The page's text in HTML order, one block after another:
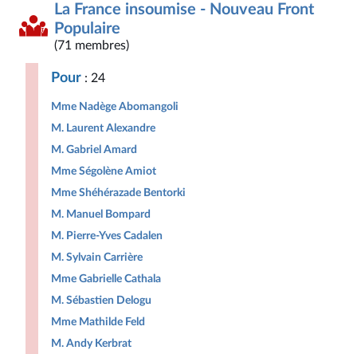
La France insoumise - Nouveau Front
Populaire
(71 membres)
Pour : 24
Mme Nadège Abomangoli
M. Laurent Alexandre
M. Gabriel Amard
Mme Ségolène Amiot
Mme Shéhérazade Bentorki
M. Manuel Bompard
M. Pierre-Yves Cadalen
M. Sylvain Carrière
Mme Gabrielle Cathala
M. Sébastien Delogu
Mme Mathilde Feld
M. Andy Kerbrat